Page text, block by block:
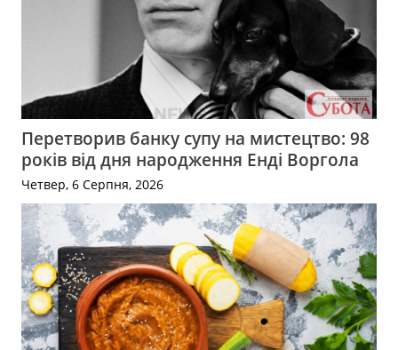
Перетворив банку супу на мистецтво: 98
років від дня народження Енді Воргола
Четвер, 6 Серпня, 2026